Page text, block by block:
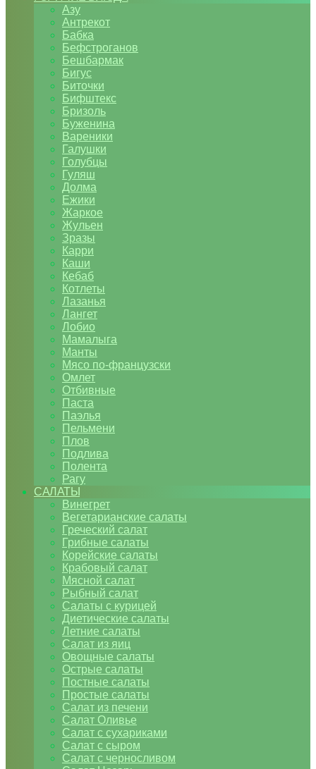
Азу
Антрекот
Бабка
Бефстроганов
Бешбармак
Бигус
Биточки
Бифштекс
Бризоль
Буженина
Вареники
Галушки
Голубцы
Гуляш
Долма
Ежики
Жаркое
Жульен
Зразы
Карри
Каши
Кебаб
Котлеты
Лазанья
Лангет
Лобио
Мамалыга
Манты
Мясо по-французски
Омлет
Отбивные
Паста
Паэлья
Пельмени
Плов
Подлива
Полента
Рагу
САЛАТЫ
Винегрет
Вегетарианские салаты
Греческий салат
Грибные салаты
Корейские салаты
Крабовый салат
Мясной салат
Рыбный салат
Салаты с курицей
Диетические салаты
Летние салаты
Салат из яиц
Овощные салаты
Острые салаты
Постные салаты
Простые салаты
Салат из печени
Салат Оливье
Салат с сухариками
Салат с сыром
Салат с черносливом